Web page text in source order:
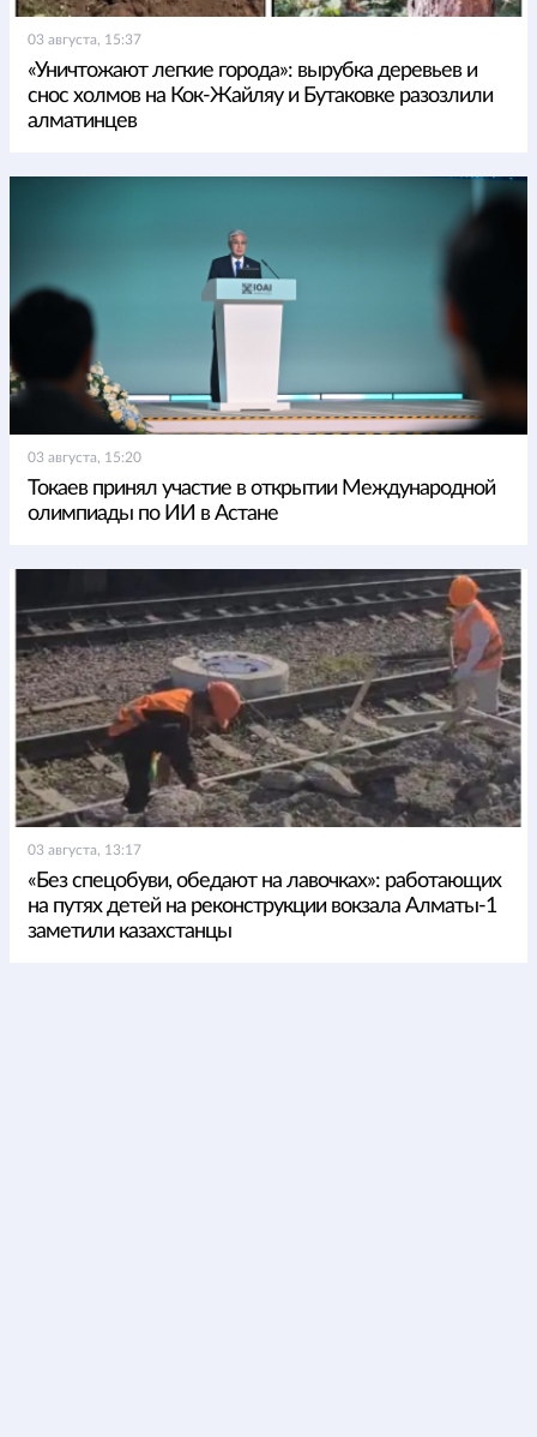
03 августа, 15:37
«Уничтожают легкие города»: вырубка деревьев и
снос холмов на Кок-Жайляу и Бутаковке разозлили
алматинцев
03 августа, 15:20
Токаев принял участие в открытии Международной
олимпиады по ИИ в Астане
03 августа, 13:17
«Без спецобуви, обедают на лавочках»: работающих
на путях детей на реконструкции вокзала Алматы-1
заметили казахстанцы